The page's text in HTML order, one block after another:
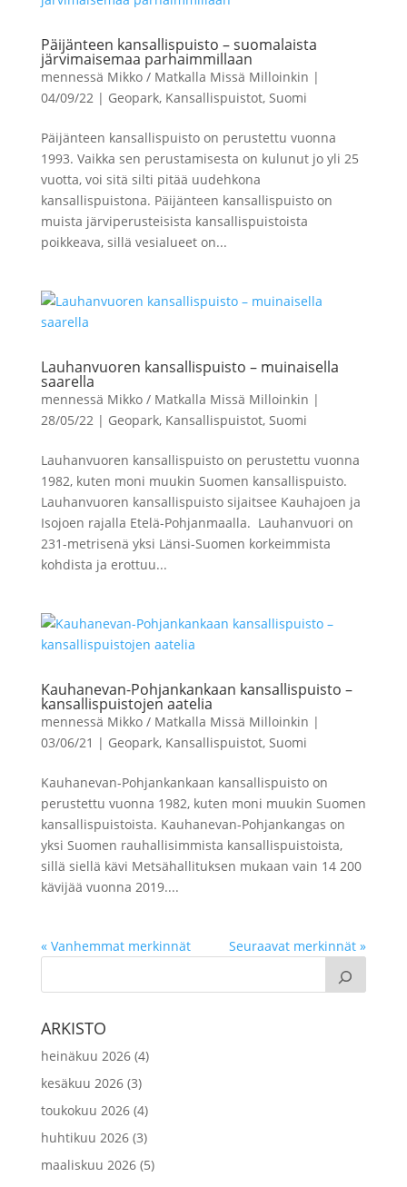
Päijänteen kansallispuisto – suomalaista
järvimaisemaa parhaimmillaan
mennessä Mikko / Matkalla Missä Milloinkin |
04/09/22| Geopark, Kansallispuistot, Suomi
Päijänteen kansallispuisto on perustettu vuonna
1993. Vaikka sen perustamisesta on kulunut jo yli 25
vuotta, voi sitä silti pitää uudehkona
kansallispuistona. Päijänteen kansallispuisto on
muista järviperusteisista kansallispuistoista
poikkeava, sillä vesialueet on...
Lauhanvuoren kansallispuisto – muinaisella
saarella
mennessä Mikko / Matkalla Missä Milloinkin |
28/05/22| Geopark, Kansallispuistot, Suomi
Lauhanvuoren kansallispuisto on perustettu vuonna
1982, kuten moni muukin Suomen kansallispuisto.
Lauhanvuoren kansallispuisto sijaitsee Kauhajoen ja
Isojoen rajalla Etelä-Pohjanmaalla. Lauhanvuori on
231-metrisenä yksi Länsi-Suomen korkeimmista
kohdista ja erottuu...
Kauhanevan-Pohjankankaan kansallispuisto –
kansallispuistojen aatelia
mennessä Mikko / Matkalla Missä Milloinkin |
03/06/21 | Geopark, Kansallispuistot, Suomi
Kauhanevan-Pohjankankaan kansallispuisto on
perustettu vuonna 1982, kuten moni muukin Suomen
kansallispuistoista. Kauhanevan-Pohjankangas on
yksi Suomen rauhallisimmista kansallispuistoista,
sillä siellä kävi Metsähallituksen mukaan vain 14 200
kävijää vuonna 2019....
« Vanhemmat merkinnät Seuraavat merkinnät »
ARKISTO
heinäkuu 2026(4)
kesäkuu 2026(3)
toukokuu 2026(4)
huhtikuu 2026(3)
maaliskuu 2026(5)